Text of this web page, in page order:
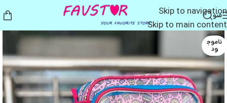
Skip to navigation
Skip to main content
منو
ناموج
ود